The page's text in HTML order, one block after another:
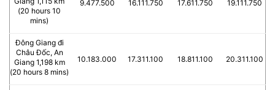
(20 hours 10
mins)
9.477.500 16.111.750 17.611.750 19.111.750
Đông Giang đi
Châu Đốc, An
Giang 1,198 km
(20 hours 8 mins)
10.183.000 17.311.100 18.811.100 20.311.100